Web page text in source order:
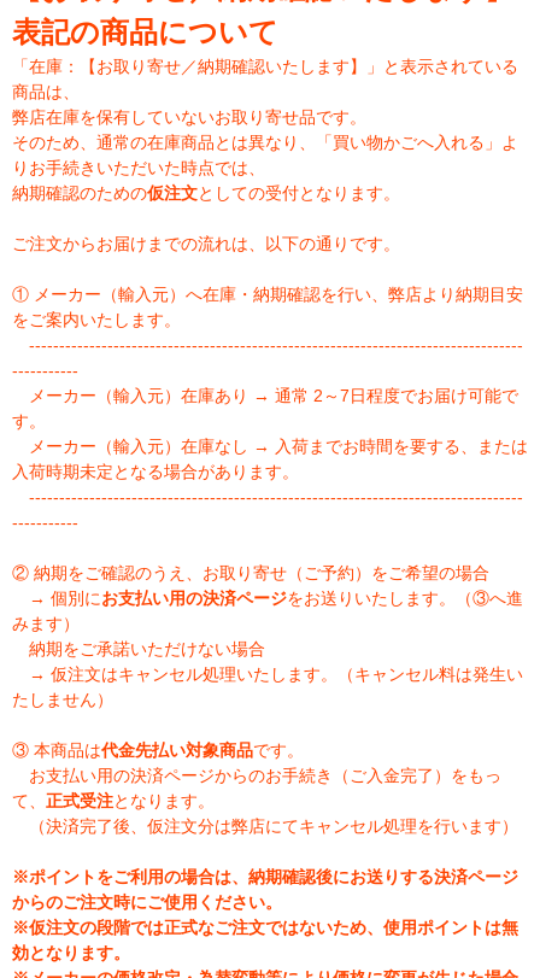
表記の商品について
「在庫：【お取り寄せ／納期確認いたします】」と表示されている
商品は、
弊店在庫を保有していないお取り寄せ品です。
そのため、通常の在庫商品とは異なり、「買い物かごへ入れる」よ
りお手続きいただいた時点では、
納期確認のための仮注文としての受付となります。
ご注文からお届けまでの流れは、以下の通りです。
① メーカー（輸入元）へ在庫・納期確認を行い、弊店より納期目安
をご案内いたします。
----------------------------------------------------------------------------------
-----------
メーカー（輸入元）在庫あり → 通常 2～7日程度でお届け可能で
す。
メーカー（輸入元）在庫なし → 入荷までお時間を要する、または
入荷時期未定となる場合があります。
----------------------------------------------------------------------------------
-----------
② 納期をご確認のうえ、お取り寄せ（ご予約）をご希望の場合
→ 個別にお支払い用の決済ページをお送りいたします。（③へ進
みます）
納期をご承諾いただけない場合
→ 仮注文はキャンセル処理いたします。（キャンセル料は発生い
たしません）
③ 本商品は代金先払い対象商品です。
お支払い用の決済ページからのお手続き（ご入金完了）をもっ
て、 正式受注となります。
（決済完了後、仮注文分は弊店にてキャンセル処理を行います）
※ポイントをご利用の場合は、納期確認後にお送りする決済ページ
からのご注文時にご使用ください。
※仮注文の段階では正式なご注文ではないため、使用ポイントは無
効となります。